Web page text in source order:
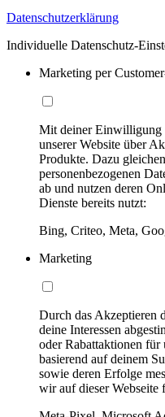
Datenschutzerklärung
Individuelle Datenschutz-
Marketing per
Mit deiner Einwilligung
unserer Website über
Produkte. Dazu
personenbezogenen
ab und nutzen deren
Dienste bereits nutzt:
Bing, Criteo, Meta,
Marketing
Durch das Akzeptieren
deine Interessen
oder Rabattaktionen für
basierend auf deinem
sowie deren Erfolge
wir auf dieser Webseite